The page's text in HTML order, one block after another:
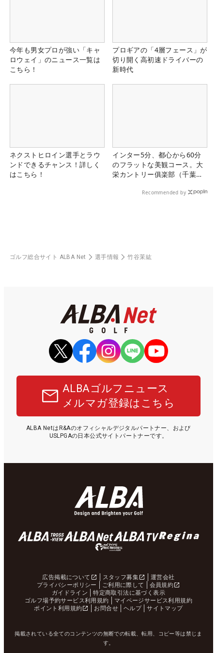
今年も男女プロが強い「キャ
ロウェイ」のニュース一覧は
こちら！
プロギアの「4層フェース」が
切り開く高初速ドライバーの
新時代
ネクストヒロイン選手とラウ
ンドできるチャンス！詳しく
はこちら！
インター5分、都心から60分
のフラットな美観コース。大
栄カントリー俱楽部（千葉
Recommended by
ゴルフ総合サイト ALBA Net 選手情報 竹谷茉紘
ALBAゴルフニュース
メルマガ登録はこちら
ALBA NetはR&Aのオフィシャルデジタルパートナー、および
USLPGAの日本公式サイトパートナーです。
広告掲載について スタッフ募集
運営会社
プライバシーポリシー
ご利用に際して
会員規約
ガイドライン
特定商取引法に基づく表示
ゴルフ場予約サービス利用規約
マイページサービス利用規約
ポイント利用規約
お問合せ ヘルプ サイトマップ
掲載されている全てのコンテンツの無断での転載、転用、コピー等は禁じま
す。